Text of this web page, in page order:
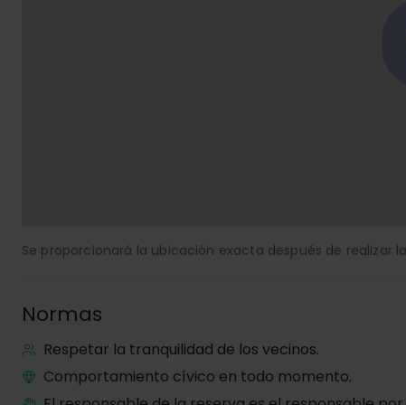
Se proporcionará la ubicación exacta después de realizar
Normas
Respetar la tranquilidad de los vecinos.
Comportamiento cívico en todo momento.